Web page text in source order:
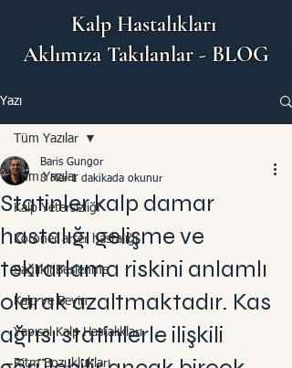
Kalp Hastalıkları
Aklımıza Takılanlar - BLOG
Yazı
Tüm Yazılar
Kalp Yetersizliği
Koroner arter hastalığı
Sağlıklı Beslenme
Kalp ve Beyin
Yapısal Kalp Hastalıkları
Ritm Bozuklukları
Tüm Yazılar
Statinler kalp damar
hastalığı gelişme ve
tekrarlama riskini anlamlı
olarak azaltmaktadır. Kas
ağrısı statinlerle ilişkili
Baris Gungor
8 Mar 1 dakikada okunur